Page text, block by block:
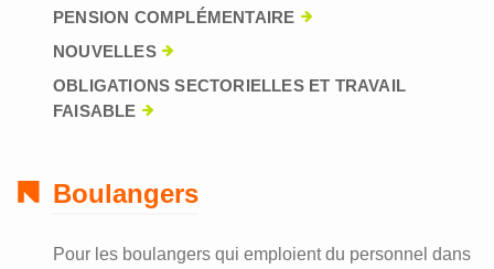
PENSION COMPLÉMENTAIRE
NOUVELLES
OBLIGATIONS SECTORIELLES ET TRAVAIL
FAISABLE
Boulangers
Pour les boulangers qui emploient du personnel dans